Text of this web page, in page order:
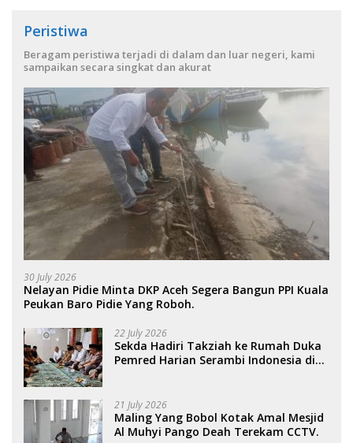
Peristiwa
Beragam peristiwa terjadi di dalam dan luar negeri, kami
sampaikan secara singkat dan akurat
30 July 2026
Nelayan Pidie Minta DKP Aceh Segera Bangun PPI Kuala
Peukan Baro Pidie Yang Roboh.
22 July 2026
Sekda Hadiri Takziah ke Rumah Duka
Pemred Harian Serambi Indonesia di
21 July 2026
Maling Yang Bobol Kotak Amal Mesjid
Al Muhyi Pango Deah Terekam CCTV.